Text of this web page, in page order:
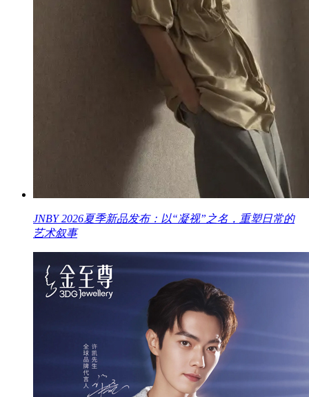
JNBY 2026夏季新品发布：以“凝视”之名，重塑日常的
艺术叙事